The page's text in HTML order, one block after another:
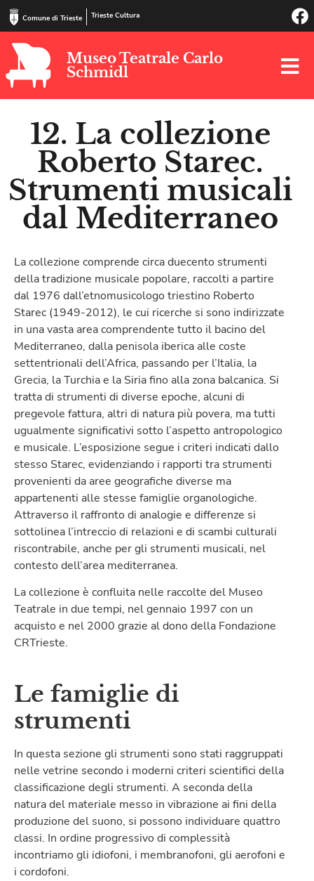
Comune di Trieste Trieste Cultura
Museo Teatrale Carlo
Schmidl
12. La collezione
Roberto Starec.
Strumenti musicali
dal Mediterraneo
La collezione comprende circa duecento strumenti
della tradizione musicale popolare, raccolti a partire
dal 1976 dall’etnomusicologo triestino Roberto
Starec (1949-2012), le cui ricerche si sono indirizzate
in una vasta area comprendente tutto il bacino del
Mediterraneo, dalla penisola iberica alle coste
settentrionali dell’Africa, passando per l’Italia, la
Grecia, la Turchia e la Siria fino alla zona balcanica. Si
tratta di strumenti di diverse epoche, alcuni di
pregevole fattura, altri di natura più povera, ma tutti
ugualmente significativi sotto l’aspetto antropologico
e musicale. L’esposizione segue i criteri indicati dallo
stesso Starec, evidenziando i rapporti tra strumenti
provenienti da aree geografiche diverse ma
appartenenti alle stesse famiglie organologiche.
Attraverso il raffronto di analogie e differenze si
sottolinea l’intreccio di relazioni e di scambi culturali
riscontrabile, anche per gli strumenti musicali, nel
contesto dell’area mediterranea.
La collezione è confluita nelle raccolte del Museo
Teatrale in due tempi, nel gennaio 1997 con un
acquisto e nel 2000 grazie al dono della Fondazione
CRTrieste.
Le famiglie di
strumenti
In questa sezione gli strumenti sono stati raggruppati
nelle vetrine secondo i moderni criteri scientifici della
classificazione degli strumenti. A seconda della
natura del materiale messo in vibrazione ai fini della
produzione del suono, si possono individuare quattro
classi. In ordine progressivo di complessità
incontriamo gli idiofoni, i membranofoni, gli aerofoni e
i cordofoni.